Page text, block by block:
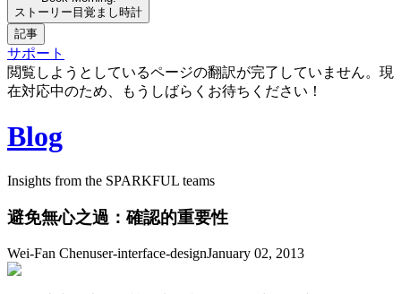
ストーリー目覚まし時計
記事
サポート
閲覧しようとしているページの翻訳が完了していません。現
在対応中のため、もうしばらくお待ちください！
Blog
Insights from the SPARKFUL teams
避免無心之過：確認的重要性
Wei-Fan Chenuser-interface-designJanuary 02, 2013